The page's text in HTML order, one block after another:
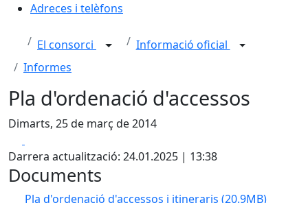
Adreces i telèfons
El consorci
Informació oficial
Informes
Pla d'ordenació d'accessos
Dimarts, 25 de març de 2014
Darrera actualització: 24.01.2025 | 13:38
Documents
Pla d'ordenació d'accessos i itineraris (20.9MB)